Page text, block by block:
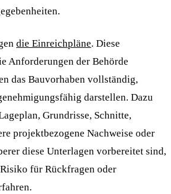
die Einreichpläne. Diese
Anforderungen der Behörde
das Bauvorhaben vollständig,
darstellen. Dazu
Grundrisse, Schnitte,
projektbezogene Nachweise oder
diese Unterlagen vorbereitet sind,
für Rückfragen oder